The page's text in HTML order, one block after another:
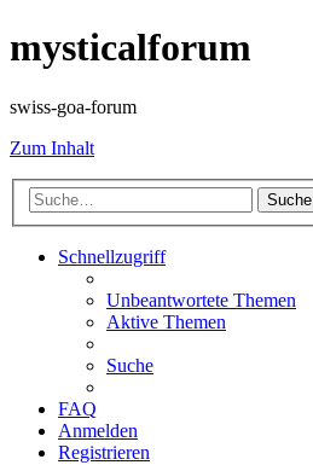
mysticalforum
swiss-goa-forum
Zum Inhalt
Suche
Schnellzugriff
Unbeantwortete Themen
Aktive Themen
Suche
FAQ
Anmelden
Registrieren